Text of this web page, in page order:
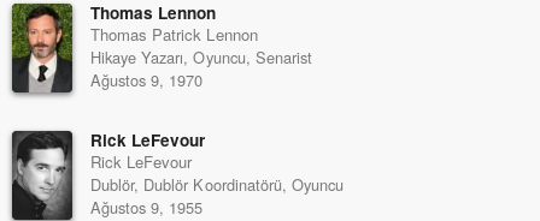
Thomas Lennon
Thomas Patrick Lennon
Hikaye Yazarı, Oyuncu, Senarist
Ağustos 9, 1970
Rick LeFevour
Rick LeFevour
Dublör, Dublör Koordinatörü, Oyuncu
Ağustos 9, 1955